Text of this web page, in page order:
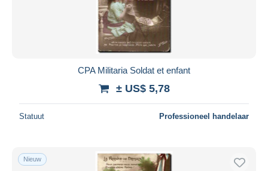
CPA Militaria Soldat et enfant
± US$ 5,78
Statuut Professioneel handelaar
Nieuw